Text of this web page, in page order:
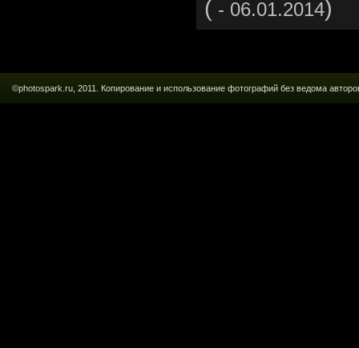
( - 06.01.2014)
©photospark.ru, 2011. Копирование и использование фотографий без ведома